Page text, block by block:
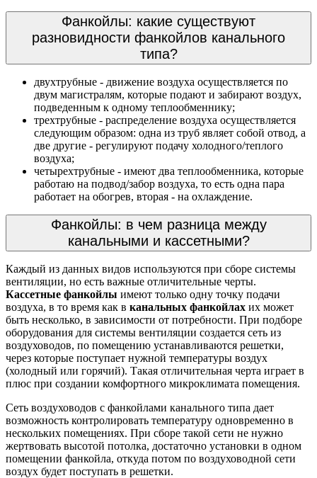
Фанкойлы: какие существуют
разновидности фанкойлов канального
типа?
двухтрубные - движение воздуха осуществляется по
двум магистралям, которые подают и забирают воздух,
подведенным к одному теплообменнику;
трехтрубные - распределение воздуха осуществляется
следующим образом: одна из труб являет собой отвод, а
две другие - регулируют подачу холодного/теплого
воздуха;
четырехтрубные - имеют два теплообменника, которые
работаю на подвод/забор воздуха, то есть одна пара
работает на обогрев, вторая - на охлаждение.
Фанкойлы: в чем разница между
канальными и кассетными?
Каждый из данных видов используются при сборе системы
вентиляции, но есть важные отличительные черты.
Кассетные фанкойлы имеют только одну точку подачи
воздуха, в то время как в канальных фанкойлах их может
быть несколько, в зависимости от потребности. При подборе
оборудования для системы вентиляции создается сеть из
воздуховодов, по помещению устанавливаются решетки,
через которые поступает нужной температуры воздух
(холодный или горячий). Такая отличительная черта играет в
плюс при создании комфортного микроклимата помещения.
Сеть воздуховодов с фанкойлами канального типа дает
возможность контролировать температуру одновременно в
нескольких помещениях. При сборе такой сети не нужно
жертвовать высотой потолка, достаточно установки в одном
помещении фанкойла, откуда потом по воздуховодной сети
воздух будет поступать в решетки.